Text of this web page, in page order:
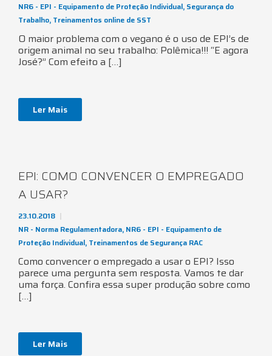
NR6 - EPI - Equipamento de Proteção Individual, Segurança do
Trabalho, Treinamentos online de SST
O maior problema com o vegano é o uso de EPI’s de
origem animal no seu trabalho: Polêmica!!! “E agora
José?” Com efeito a […]
Ler Mais
EPI: COMO CONVENCER O EMPREGADO
A USAR?
23.10.2018
NR - Norma Regulamentadora, NR6 - EPI - Equipamento de
Proteção Individual, Treinamentos de Segurança RAC
Como convencer o empregado a usar o EPI? Isso
parece uma pergunta sem resposta. Vamos te dar
uma força. Confira essa super produção sobre como
[…]
Ler Mais